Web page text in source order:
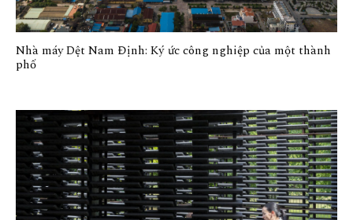
Nhà máy Dệt Nam Định: Ký ức công nghiệp của một thành
phố